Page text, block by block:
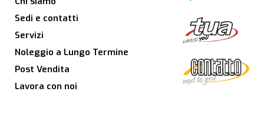
Sedi e contatti
Servizi
Noleggio a Lungo Termine
Post Vendita
Lavora con noi